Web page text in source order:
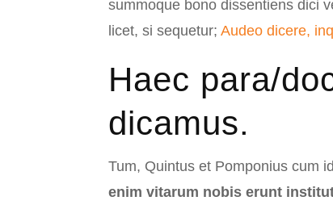
summoque bono dissentiens dici
licet, si sequetur;Audeo dicere,
Haec para/
dicamus.
Tum, Quintus et Pomponius cum
enim vitarum nobis erunt